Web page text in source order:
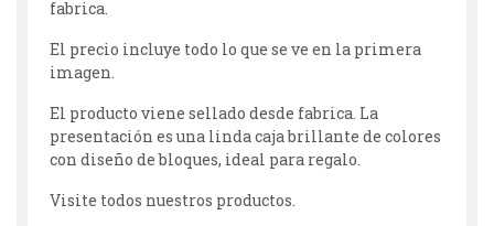
fabrica.
El precio incluye todo lo que se ve en la primera
imagen.
El producto viene sellado desde fabrica. La
presentación es una linda caja brillante de colores
con diseño de bloques, ideal para regalo.
Visite todos nuestros productos.